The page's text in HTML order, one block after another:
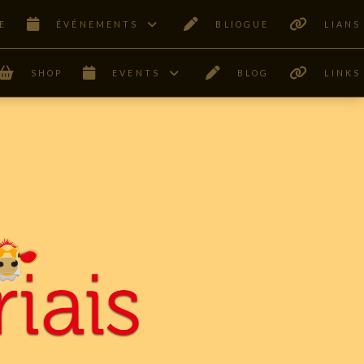
ÊVÉNEMENTS BLIOGUE LIANS
SHOP EVENTS BLOG LINKS